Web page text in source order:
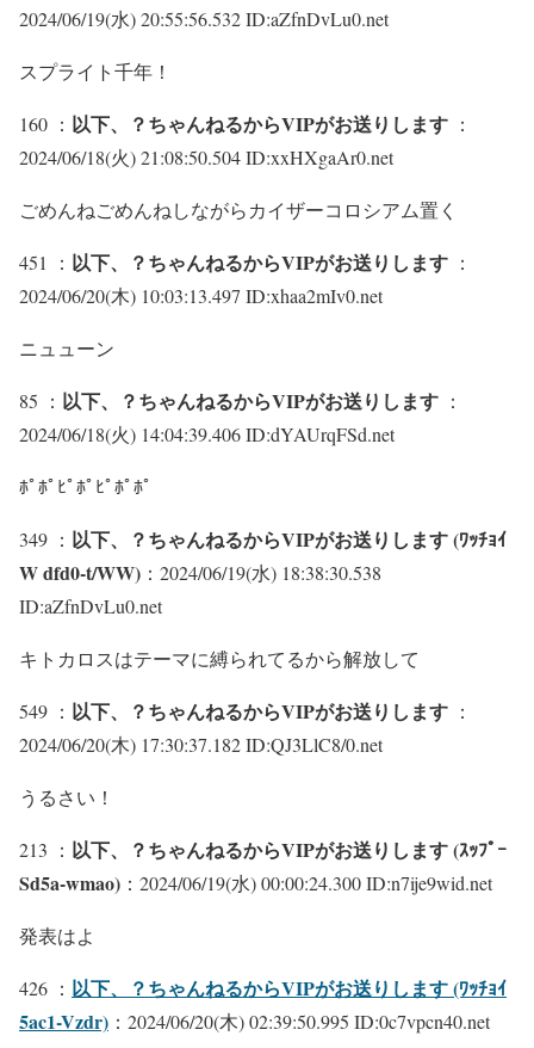
2024/06/19(水) 20:55:56.532 ID:aZfnDvLu0.net
スプライト千年！
160 ： 以下、？ちゃんねるからVIPがお送りします ：
2024/06/18(火) 21:08:50.504 ID:xxHXgaAr0.net
ごめんねごめんねしながらカイザーコロシアム置く
451 ： 以下、？ちゃんねるからVIPがお送りします ：
2024/06/20(木) 10:03:13.497 ID:xhaa2mIv0.net
ニュューン
85 ： 以下、？ちゃんねるからVIPがお送りします ：
2024/06/18(火) 14:04:39.406 ID:dYAUrqFSd.net
ﾎﾟﾎﾟﾋﾟﾎﾟﾋﾟﾎﾟﾎﾟ
349 ： 以下、？ちゃんねるからVIPがお送りします (ﾜｯﾁｮｲ
W dfd0-t/WW) ：2024/06/19(水) 18:38:30.538
ID:aZfnDvLu0.net
キトカロスはテーマに縛られてるから解放して
549 ： 以下、？ちゃんねるからVIPがお送りします ：
2024/06/20(木) 17:30:37.182 ID:QJ3LlC8/0.net
うるさい！
213 ： 以下、？ちゃんねるからVIPがお送りします (ｽｯﾌﾟｰ
Sd5a-wmao) ：2024/06/19(水) 00:00:24.300 ID:n7ije9wid.net
発表はよ
426 ： 以下、？ちゃんねるからVIPがお送りします (ﾜｯﾁｮｲ
5ac1-Vzdr) ：2024/06/20(木) 02:39:50.995 ID:0c7vpcn40.net